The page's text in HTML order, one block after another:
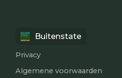
Buitenstate
Privacy
Algemene voorwaarden